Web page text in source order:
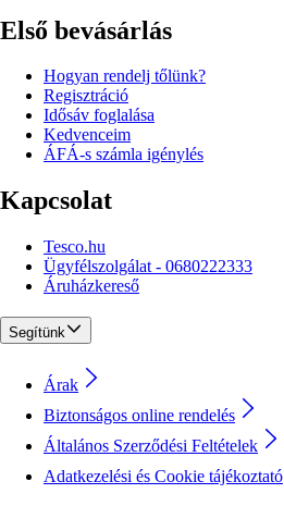
Első bevásárlás
Hogyan rendelj tőlünk?
Regisztráció
Idősáv foglalása
Kedvenceim
ÁFÁ-s számla igénylés
Kapcsolat
Tesco.hu
Ügyfélszolgálat - 0680222333
Áruházkereső
Segítünk
Árak
Biztonságos online rendelés
Általános Szerződési Feltételek
Adatkezelési és Cookie tájékoztató